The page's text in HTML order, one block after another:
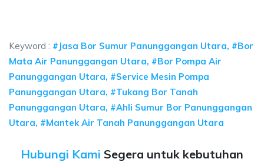
Keyword : #Jasa Bor Sumur Panunggangan Utara, #Bor
Mata Air Panunggangan Utara, #Bor Pompa Air
Panunggangan Utara, #Service Mesin Pompa
Panunggangan Utara, #Tukang Bor Tanah
Panunggangan Utara, #Ahli Sumur Bor Panunggangan
Utara, #Mantek Air Tanah Panunggangan Utara
Hubungi Kami Segera untuk kebutuhan